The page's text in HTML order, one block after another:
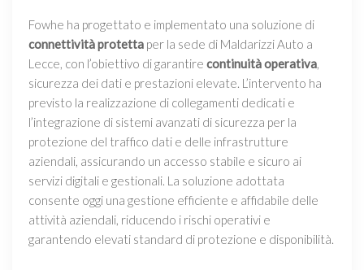
Fowhe ha progettato e implementato una soluzione di
connettività protetta per la sede di Maldarizzi Auto a
Lecce, con l’obiettivo di garantire continuità operativa,
sicurezza dei dati e prestazioni elevate. L’intervento ha
previsto la realizzazione di collegamenti dedicati e
l’integrazione di sistemi avanzati di sicurezza per la
protezione del traffico dati e delle infrastrutture
aziendali, assicurando un accesso stabile e sicuro ai
servizi digitali e gestionali. La soluzione adottata
consente oggi una gestione efficiente e affidabile delle
attività aziendali, riducendo i rischi operativi e
garantendo elevati standard di protezione e disponibilità.